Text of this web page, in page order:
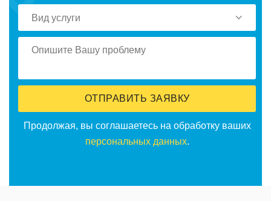
Вид услуги
ОТПРАВИТЬ ЗАЯВКУ
Продолжая, вы соглашаетесь на обработку ваших
персональных данных.